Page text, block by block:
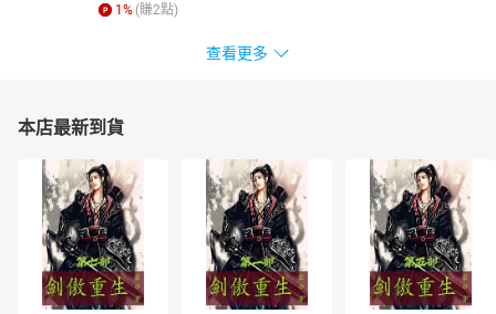
1% (賺2點)
查看更多
本店最新到貨